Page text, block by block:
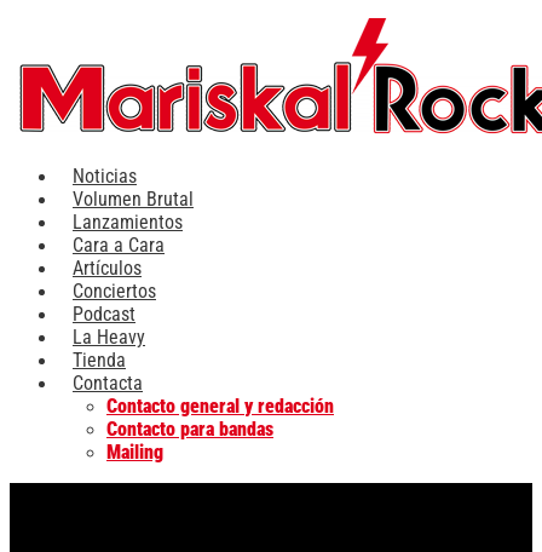
contenido
Noticias
Volumen Brutal
Lanzamientos
Cara a Cara
Artículos
Conciertos
Podcast
La Heavy
Tienda
Contacta
Contacto general y redacción
Contacto para bandas
Mailing